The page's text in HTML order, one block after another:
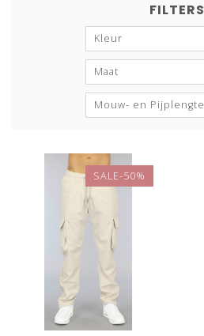
FILTERS
Kleur
Maat
Mouw- en Pijplengte
SALE-50%